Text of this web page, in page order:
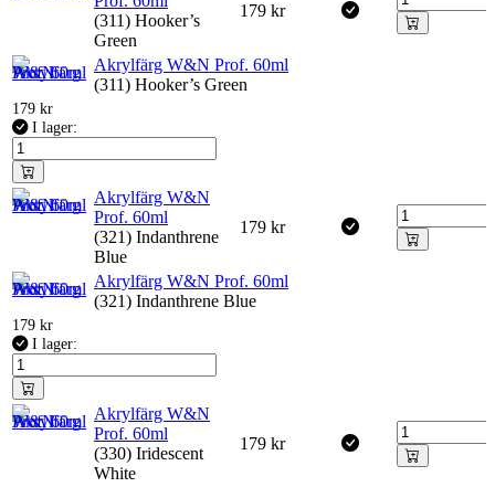
(311) Hooker’s
Green
179 kr
Akrylfärg W&N Prof. 60ml
(311) Hooker’s Green
179 kr
I lager:
Akrylfärg W&N
Prof. 60ml
(321) Indanthrene
Blue
179 kr
Akrylfärg W&N Prof. 60ml
(321) Indanthrene Blue
179 kr
I lager:
Akrylfärg W&N
Prof. 60ml
(330) Iridescent
White
179 kr